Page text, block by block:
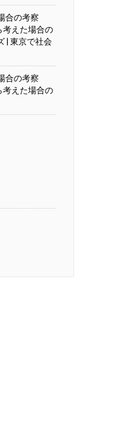
合の考察
考えた場合の
| 東京で社会
合の考察
考えた場合の